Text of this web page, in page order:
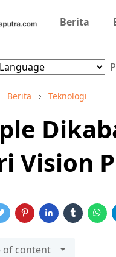
Berita
Berita Teknologi
Vision
of content